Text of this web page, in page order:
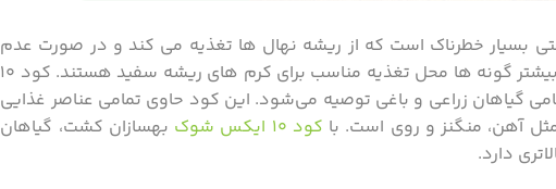
بسیار خطرناک است که از ریشه نهال ها تغذیه می کند و در صورت عدم
کنترل آسیب های جبران ناپذیری به ریشه ها وارد می کند. نهال های بیشتر گونه ها محل تغذیه مناسب برای کرم های ریشه سفید هستند. کود ۱۰
گیاهان زراعی و باغی توصیه می‌شود. این کود حاوی تمامی عناصر غذایی
مثل آهن، منگنز و روی است. با کود ۱۰ ایکس شوک
بهسازان کشت، گیاهان
دارد.